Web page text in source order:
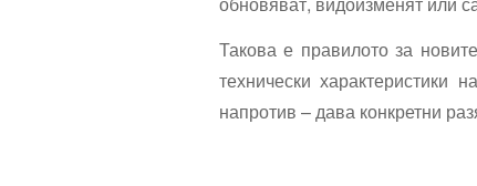
Такова е правилото за
технически
напротив – дава конкретни